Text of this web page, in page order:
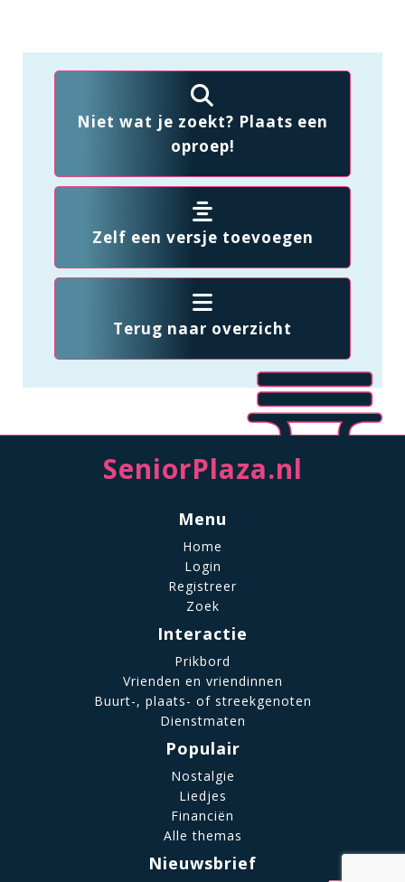
Niet wat je zoekt? Plaats een
oproep!
Zelf een versje toevoegen
Terug naar overzicht
SeniorPlaza.nl
Menu
Home
Login
Registreer
Zoek
Interactie
Prikbord
Vrienden en vriendinnen
Buurt-, plaats- of streekgenoten
Dienstmaten
Populair
Nostalgie
Liedjes
Financiën
Alle themas
Nieuwsbrief